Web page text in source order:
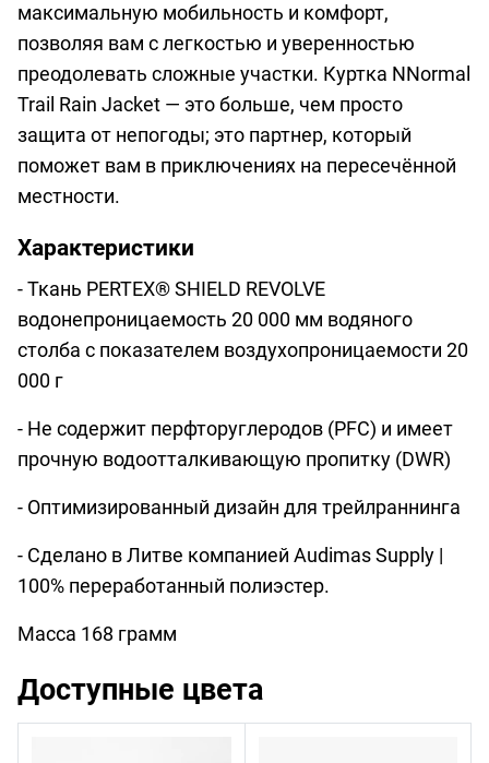
максимальную мобильность и комфорт,
позволяя вам с легкостью и уверенностью
преодолевать сложные участки. Куртка NNormal
Trail Rain Jacket — это больше, чем просто
защита от непогоды; это партнер, который
поможет вам в приключениях на пересечённой
местности.
Характеристики
- Ткань PERTEX® SHIELD REVOLVE
водонепроницаемость 20 000 мм водяного
столба с показателем воздухопроницаемости 20
000 г
- Не содержит перфторуглеродов (PFC) и имеет
прочную водоотталкивающую пропитку (DWR)
- Оптимизированный дизайн для трейлраннинга
- Сделано в Литве компанией Audimas Supply |
100% переработанный полиэстер.
Масса 168 грамм
Доступные цвета